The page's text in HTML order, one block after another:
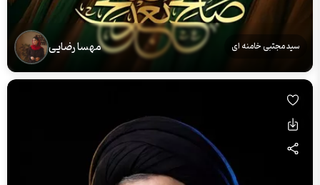
سید مجتبی خامنه ای مهسا رضایی